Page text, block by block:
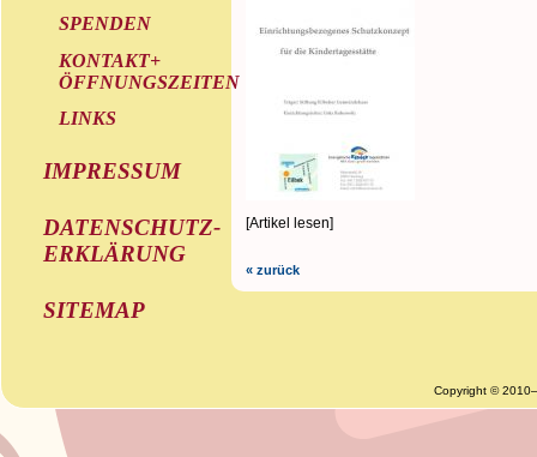
SPENDEN
KONTAKT+
ÖFFNUNGSZEITEN
LINKS
IMPRESSUM
DATENSCHUTZ-
ERKLÄRUNG
SITEMAP
[Artikel lesen]
« zurück
Copyright ©